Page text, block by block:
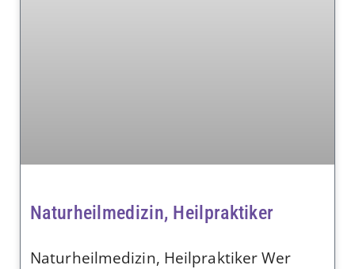
Naturheilmedizin, Heilpraktiker
Naturheilmedizin, Heilpraktiker Wer